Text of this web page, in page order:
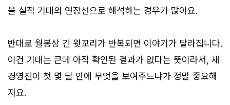
을 실적 기대의 연장선으로 해석하는 경우가 많아요.
반대로 월봉상 긴 윗꼬리가 반복되면 이야기가 달라집니다.
이건 기대는 큰데 아직 확인된 결과가 없다는 뜻이라서, 새
경영진이 첫 몇 달 안에 무엇을 보여주느냐가 정말 중요해
져요.